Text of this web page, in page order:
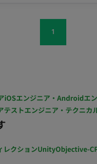
調整業務 担当工程：要
ンナー ・エンジニア ■
働量：週5日 ・リモー
1
iOSエンジニア・Androidエ
テストエンジニア・テクニカ
レクションUnityObjective-C